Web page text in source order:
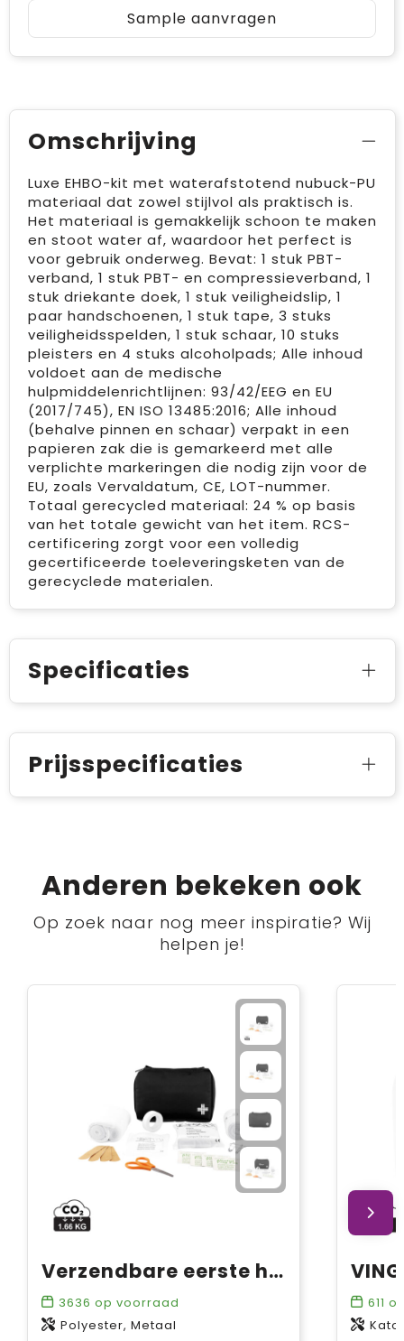
Sample aanvragen
Omschrijving
Luxe EHBO-kit met waterafstotend nubuck-PU
materiaal dat zowel stijlvol als praktisch is.
Het materiaal is gemakkelijk schoon te maken
en stoot water af, waardoor het perfect is
voor gebruik onderweg. Bevat: 1 stuk PBT-
verband, 1 stuk PBT- en compressieverband, 1
stuk driekante doek, 1 stuk veiligheidslip, 1
paar handschoenen, 1 stuk tape, 3 stuks
veiligheidsspelden, 1 stuk schaar, 10 stuks
pleisters en 4 stuks alcoholpads; Alle inhoud
voldoet aan de medische
hulpmiddelenrichtlijnen: 93/42/EEG en EU
(2017/745), EN ISO 13485:2016; Alle inhoud
(behalve pinnen en schaar) verpakt in een
papieren zak die is gemarkeerd met alle
verplichte markeringen die nodig zijn voor de
EU, zoals Vervaldatum, CE, LOT-nummer.
Totaal gerecycled materiaal: 24 % op basis
van het totale gewicht van het item. RCS-
certificering zorgt voor een volledig
gecertificeerde toeleveringsketen van de
gerecyclede materialen.
Specificaties
Prijsspecificaties
Anderen bekeken ook
Op zoek naar nog meer inspiratie? Wij
helpen je!
Verzendbare eerste hulp set
3636 op voorraad
Polyester, Metaal
611